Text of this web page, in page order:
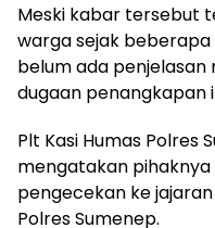
Meski kabar tersebut
warga sejak
belum ada
dugaan penangkapan
Plt Kasi Humas Polres
mengatakan
pengecekan ke
Polres Sumenep.